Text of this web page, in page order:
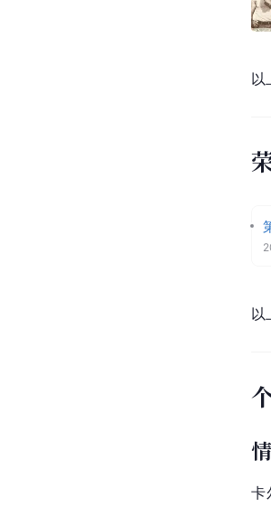
以
以
卡